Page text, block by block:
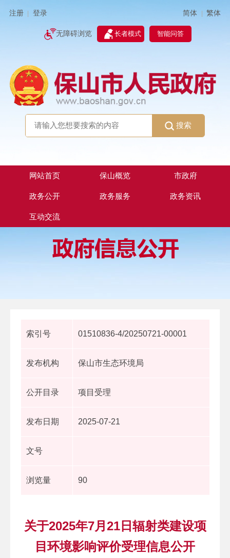
注册 登录 简体 | 繁体
无障碍浏览 长者模式 智能问答
搜索
网站首页 保山概览 市政府
政务公开 政务服务 政务资讯
互动交流
索引号 01510836-4/20250721-00001
发布机构 保山市生态环境局
公开目录 项目受理
发布日期 2025-07-21
文号
浏览量 90
关于2025年7月21日辐射类建设项
目环境影响评价受理信息公开